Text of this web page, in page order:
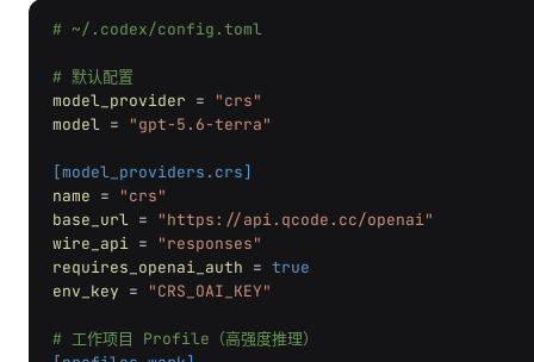
# ~/.codex/config.toml
# 默认配置
model_provider =
"crs"
model = "gpt-5.6-terra"
[model_providers.crs]
name =
"crs"
base_url =
"https://api.qcode.cc/openai"
wire_api =
"responses"
requires_openai_auth = true
env_key = "CRS_OAI_KEY"
# 工作项目 Profile（高强度推理）